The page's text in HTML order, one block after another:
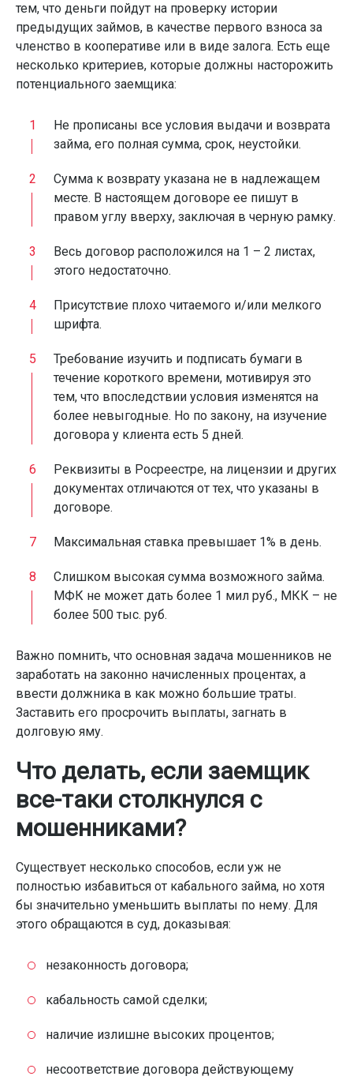
тем, что деньги пойдут на проверку истории
предыдущих займов, в качестве первого взноса за
членство в кооперативе или в виде залога. Есть еще
несколько критериев, которые должны насторожить
потенциального заемщика:
Не прописаны все условия выдачи и возврата
займа, его полная сумма, срок, неустойки.
Сумма к возврату указана не в надлежащем
месте. В настоящем договоре ее пишут в
правом углу вверху, заключая в черную рамку.
Весь договор расположился на 1 – 2 листах,
этого недостаточно.
Присутствие плохо читаемого и/или мелкого
шрифта.
Требование изучить и подписать бумаги в
течение короткого времени, мотивируя это
тем, что впоследствии условия изменятся на
более невыгодные. Но по закону, на изучение
договора у клиента есть 5 дней.
Реквизиты в Росреестре, на лицензии и других
документах отличаются от тех, что указаны в
договоре.
Максимальная ставка превышает 1% в день.
Слишком высокая сумма возможного займа.
МФК не может дать более 1 мил руб., МКК – не
более 500 тыс. руб.
Важно помнить, что основная задача мошенников не
заработать на законно начисленных процентах, а
ввести должника в как можно большие траты.
Заставить его просрочить выплаты, загнать в
долговую яму.
Что делать, если заемщик
все-таки столкнулся с
мошенниками?
Существует несколько способов, если уж не
полностью избавиться от кабального займа, но хотя
бы значительно уменьшить выплаты по нему. Для
этого обращаются в суд, доказывая:
незаконность договора;
кабальность самой сделки;
наличие излишне высоких процентов;
несоответствие договора действующему